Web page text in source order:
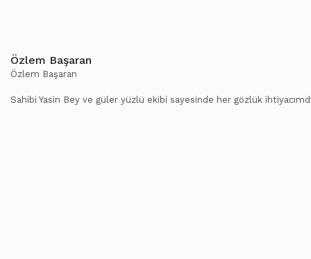
Özlem Başaran
Özlem Başaran
Sahibi Yasin Bey ve güler yüzlü ekibi sayesinde her gözlük